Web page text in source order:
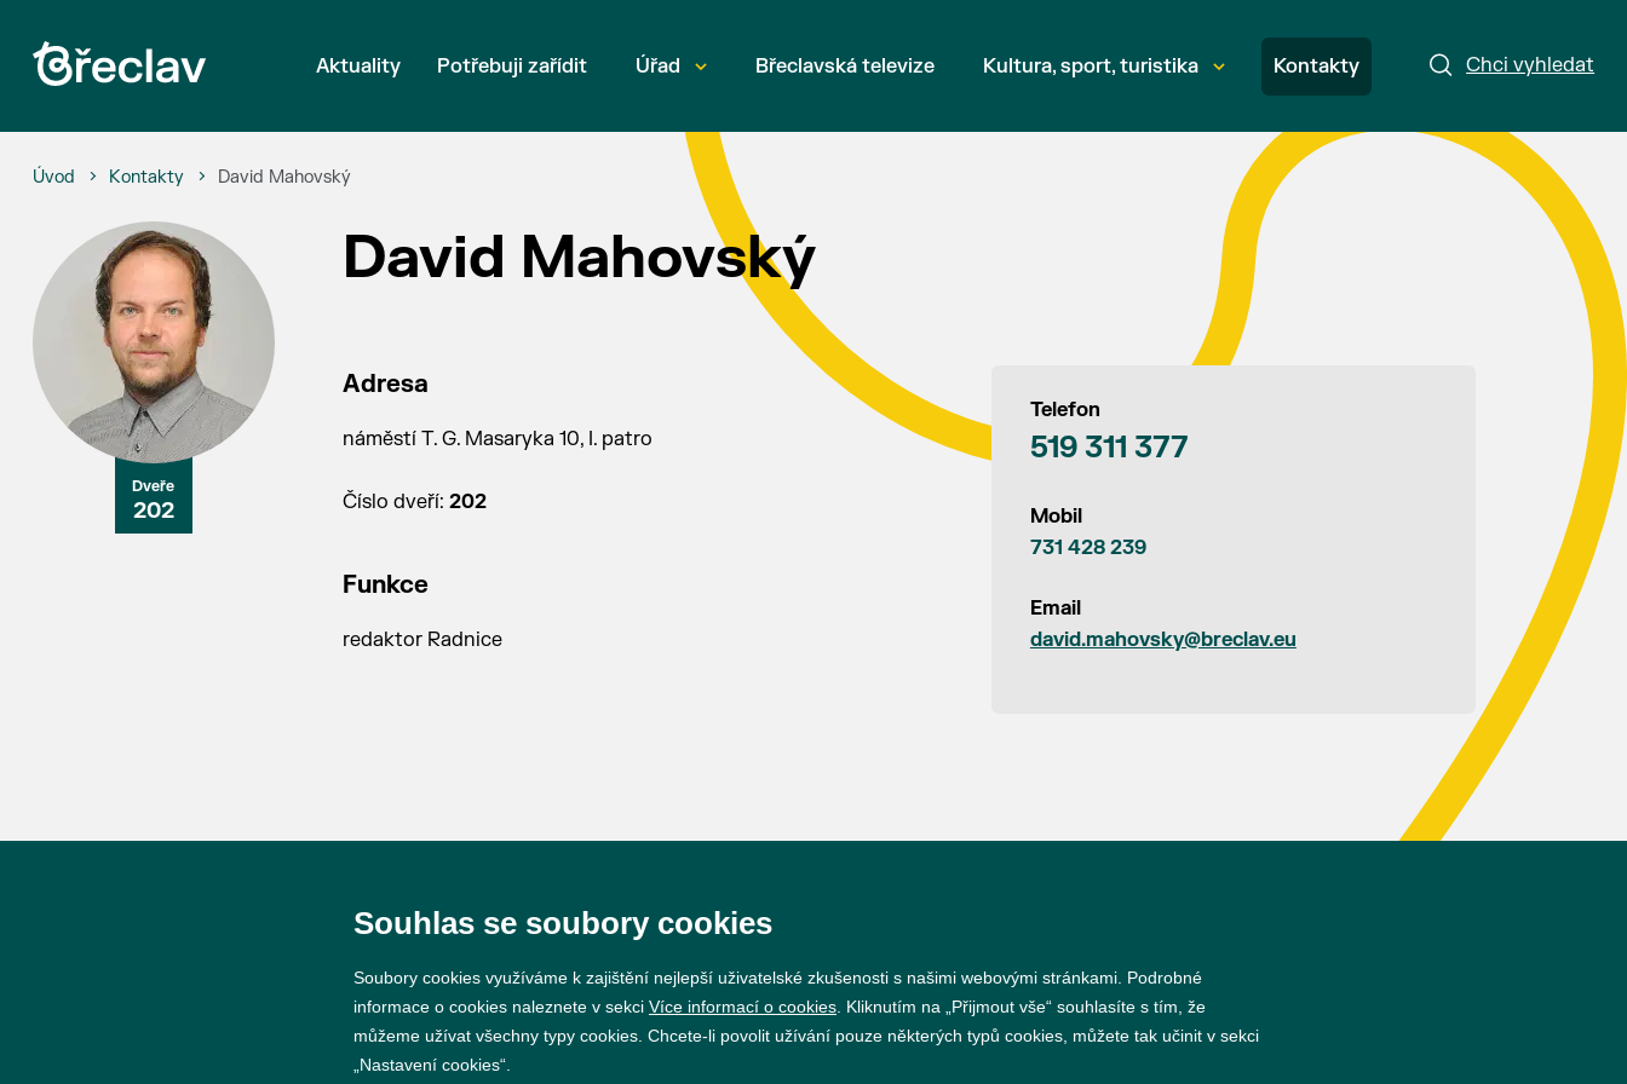
Chci vyhledat
Aktuality Potřebuji zařídit Úřad Břeclavská televize Kultura, sport, turistika Kontakty
Úvod Kontakty David Mahovský
202
David Mahovský
Adresa
náměstí T. G. Masaryka 10, I. patro
Číslo dveří: 202
Funkce
redaktor Radnice
Telefon
519 311 377
Mobil
731 428 239
Email
david.mahovsky@breclav.eu
VytvořilwebProgress
Souhlas se soubory cookies
Soubory cookies využíváme k zajištění nejlepší uživatelské zkušenosti s našimi webovými stránkami. Podrobné
informace o cookies naleznete v sekci Více informací o cookies . Kliknutím na „Přijmout vše“ souhlasíte s tím, že
můžeme užívat všechny typy cookies. Chcete-li povolit užívání pouze některých typů cookies, můžete tak učinit v sekci
„Nastavení cookies“.